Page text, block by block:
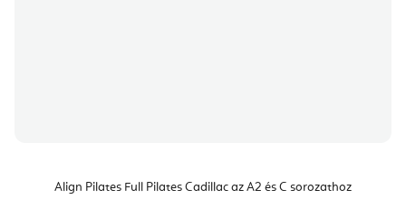
Align Pilates Full Pilates Cadillac az A2 és C sorozathoz